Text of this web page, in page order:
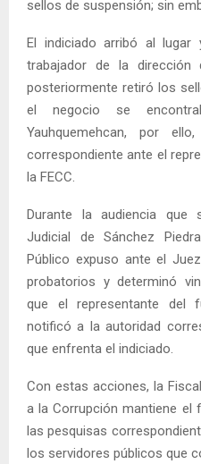
sellos de suspensión; sin
El indiciado arribó al lugar
trabajador de la dirección
posteriormente retiró los
el negocio se
Yauhquemehcan, por
correspondiente ante el
la FECC.
Durante la audiencia que
Judicial de Sánchez
Público expuso ante el
probatorios y determinó
que el representante del
notificó a la autoridad
que enfrenta el indiciado.
Con estas acciones, la
a la Corrupción mantiene el
las pesquisas
los servidores públicos que